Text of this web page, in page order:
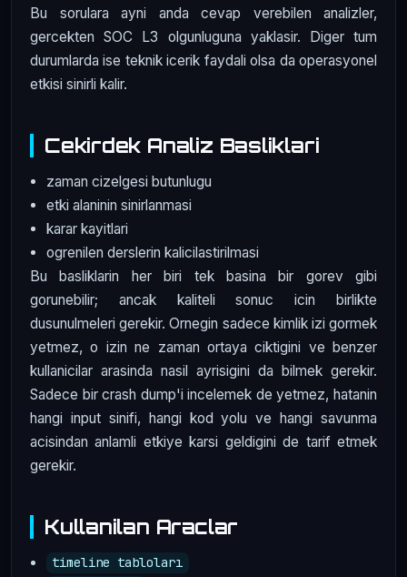
Bu sorulara ayni anda cevap verebilen analizler,
gercekten SOC L3 olgunluguna yaklasir. Diger tum
durumlarda ise teknik icerik faydali olsa da operasyonel
etkisi sinirli kalir.
Cekirdek Analiz Basliklari
zaman cizelgesi butunlugu
etki alaninin sinirlanmasi
karar kayitlari
ogrenilen derslerin kalicilastirilmasi
Bu basliklarin her biri tek basina bir gorev gibi
gorunebilir; ancak kaliteli sonuc icin birlikte
dusunulmeleri gerekir. Ornegin sadece kimlik izi gormek
yetmez, o izin ne zaman ortaya ciktigini ve benzer
kullanicilar arasinda nasil ayrisigini da bilmek gerekir.
Sadece bir crash dump'i incelemek de yetmez, hatanin
hangi input sinifi, hangi kod yolu ve hangi savunma
acisindan anlamli etkiye karsi geldigini de tarif etmek
gerekir.
Kullanilan Araclar
timeline tabloları